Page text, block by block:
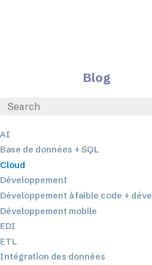
Blog
AI
Base de données + SQL
Cloud
Développement
Développement à faible code +
Développement mobile
EDI
ETL
Intégration des données